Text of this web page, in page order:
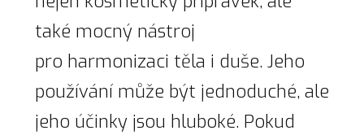
také mocný nástroj
pro harmonizaci těla i duše. Jeho
používání může být jednoduché, ale
jeho účinky jsou hluboké. Pokud